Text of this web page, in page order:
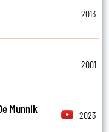
2013
2001
Munnik
2023